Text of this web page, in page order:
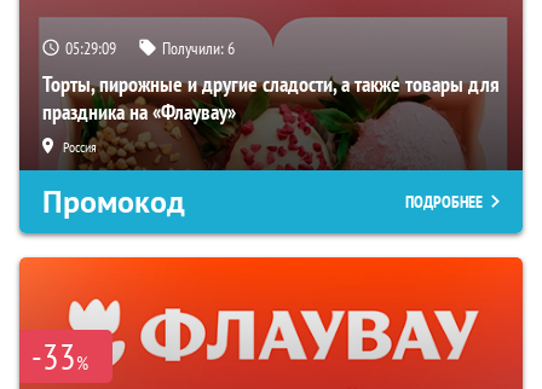
05:29:08 Получили:6
Торты, пирожные и другие сладости, а также товары для
праздника на «Флаувау»
Россия
Промокод ПОДРОБНЕЕ
-33%